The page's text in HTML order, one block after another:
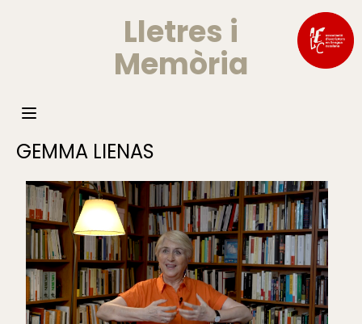
Lletres i
Memòria
GEMMA LIENAS